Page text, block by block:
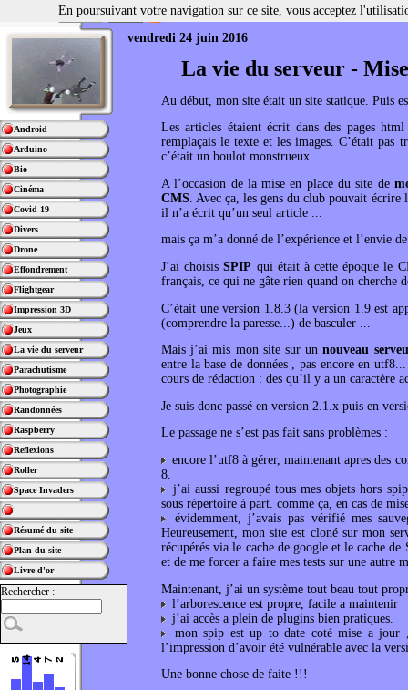
Android
Arduino
Bio
Cinéma
Covid 19
Divers
Drone
Effondrement
Flightgear
Impression 3D
Jeux
La vie du serveur
Parachutisme
Photographie
Randonnées
Raspberry
Reflexions
Roller
Space Invaders
Résumé du site
Plan du site
Livre d'or
Rechercher :
vendredi 24 juin 2016
La vie du serveur -
Au début, mon site était un site statique. Puis
Les articles étaient écrit dans des pages
remplaçais le texte et les images. C’était pas
c’était un boulot monstrueux.
A l’occasion de la mise en place du site de
CMS . Avec ça, les gens du club pouvait
il n’a écrit qu’un seul article ...
mais ça m’a donné de l’expérience et l’envie
J’ai choisisSPIP qui était à cette époque le
français, ce qui ne gâte rien quand on cherche
C’était une version 1.8.3 (la version 1.9 est
(comprendre la paresse...) de basculer ...
Mais j’ai mis mon site sur unnouveau
entre la base de données , pas encore en
cours de rédaction : des qu’il y a un caractère
Je suis donc passé en version 2.1.x puis en
Le passage ne s’est pas fait sans problèmes :
encore l’utf8 à gérer, maintenant apres des
8.
j’ai aussi regroupé tous mes objets hors
sous répertoire à part. comme ça, en cas de
évidemment, j’avais pas vérifié mes
Heureusement, mon site est cloné sur mon
récupérés via le cache de google et le cache
et de me forcer a faire mes tests sur une autre
Maintenant, j’ai un système tout beau tout
l’arborescence est propre, facile a maintenir
j’ai accès a plein de plugins bien pratiques.
mon spip est up to date coté mise a jour
l’impression d’avoir été vulnérable avec la
Une bonne chose de faite !!!
En poursuivant votre navigation sur ce site, vous acceptez